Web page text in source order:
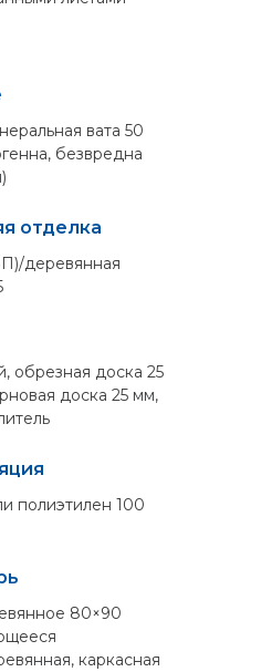
отделка
деревянная
вата 50
безвредна
полиэтилен 100
обрезная доска 25
доска 25 мм,
80×90
каркасная